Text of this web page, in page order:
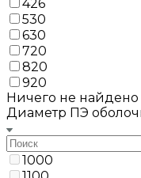
426
530
630
720
820
920
Ничего не найдено
Диаметр ПЭ
1000